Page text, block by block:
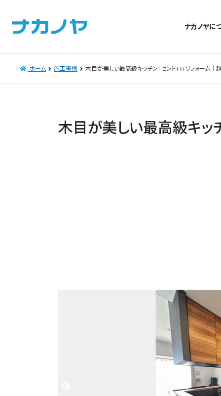
ナカノヤに
ホーム 施工事例 木目が美しい最高級キッチン「セントロ」リフォーム│
木目が美しい最高級キッ